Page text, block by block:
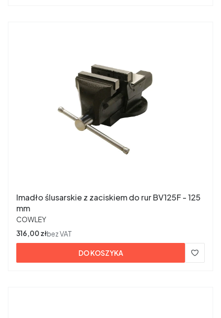
Imadło ślusarskie z zaciskiem do rur BV125F - 125
mm
PRODUCENT
COWLEY
Cena
316,00 złbez VAT
DO KOSZYKA